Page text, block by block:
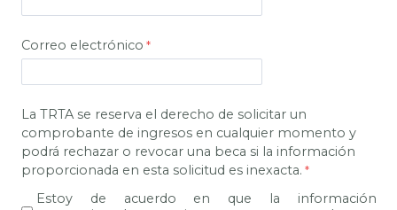
Correo electrónico
La TRTA se reserva el derecho de solicitar un
comprobante de ingresos en cualquier momento y
podrá rechazar o revocar una beca si la información
proporcionada en esta solicitud es inexacta.
Estoy de acuerdo en que la información